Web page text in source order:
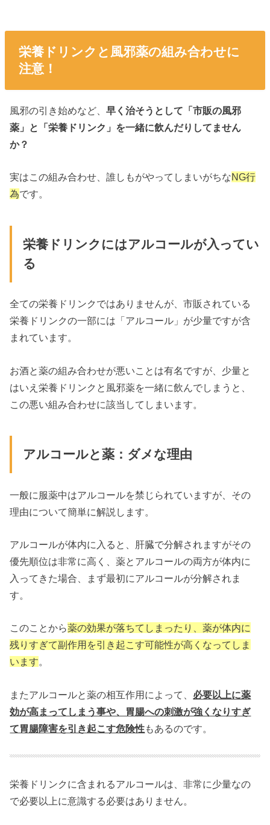
栄養ドリンクと風邪薬の組み合わせに
注意！
風邪の引き始めなど、早く治そうとして「市販の風邪
薬」と「栄養ドリンク」を一緒に飲んだりしてません
か？
実はこの組み合わせ、誰しもがやってしまいがちなNG行
為です。
栄養ドリンクにはアルコールが入ってい
る
全ての栄養ドリンクではありませんが、市販されている
栄養ドリンクの一部には「アルコール」が少量ですが含
まれています。
お酒と薬の組み合わせが悪いことは有名ですが、少量と
はいえ栄養ドリンクと風邪薬を一緒に飲んでしまうと、
この悪い組み合わせに該当してしまいます。
アルコールと薬：ダメな理由
一般に服薬中はアルコールを禁じられていますが、その
理由について簡単に解説します。
アルコールが体内に入ると、肝臓で分解されますがその
優先順位は非常に高く、薬とアルコールの両方が体内に
入ってきた場合、まず最初にアルコールが分解されま
す。
このことから薬の効果が落ちてしまったり、薬が体内に
残りすぎて副作用を引き起こす可能性が高くなってしま
います。
またアルコールと薬の相互作用によって、 必要以上に薬
効が高まってしまう事や、胃腸への刺激が強くなりすぎ
て胃腸障害を引き起こす危険性もあるのです。
栄養ドリンクに含まれるアルコールは、非常に少量なの
で必要以上に意識する必要はありません。